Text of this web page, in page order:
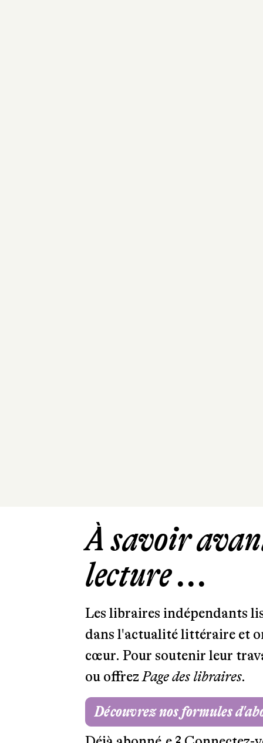
À savoir
lecture ...
Les libraires indépendants
dans l'actualité littéraire et
cœur. Pour soutenir leur
ou offrezPage des libraires.
Découvrez nos formules